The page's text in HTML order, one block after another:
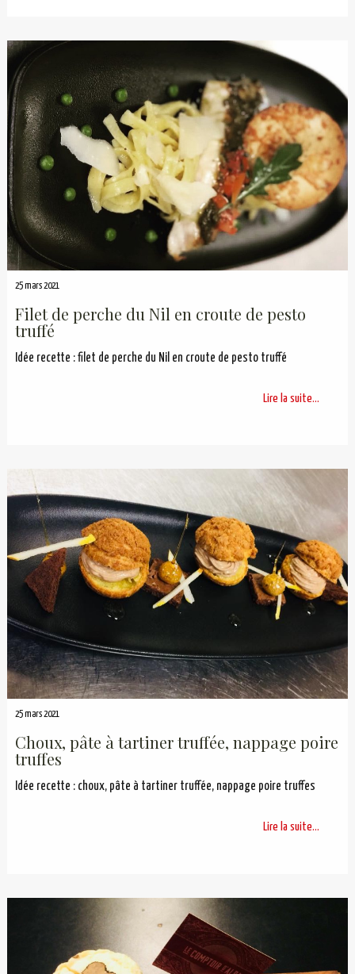
25 mars 2021
Filet de perche du Nil en croute de pesto
truffé
Idée recette : filet de perche du Nil en croute de pesto truffé
Lire la suite...
25 mars 2021
Choux, pâte à tartiner truffée, nappage poire
truffes
Idée recette : choux, pâte à tartiner truffée, nappage poire truffes
Lire la suite...